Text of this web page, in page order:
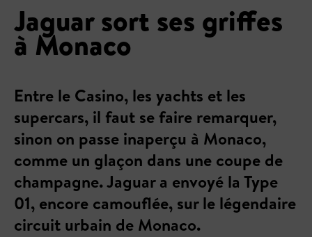
Jaguar sort ses griffes
à Monaco
Entre le Casino, les yachts et les
supercars, il faut se faire remarquer,
sinon on passe inaperçu à Monaco,
comme un glaçon dans une coupe de
champagne. Jaguar a envoyé la Type
01, encore camouflée, sur le légendaire
circuit urbain de Monaco.